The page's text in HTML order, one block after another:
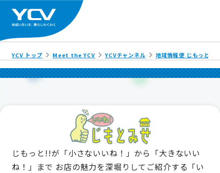
YCV トップ Meet the YCV YCVチャンネル 地域情報便 じもっと!!
じもっと!!が「小さないいね！」から「大きないい
ね！」まで お店の魅力を深堀りしてご紹介する「い